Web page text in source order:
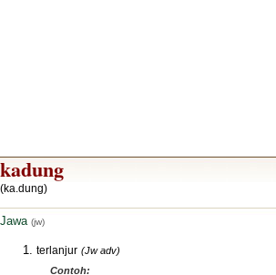
kadung
(ka.dung)
Jawa (jw)
terlanjur (Jw adv)
Contoh: